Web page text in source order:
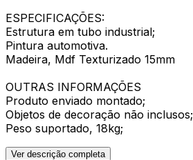
ESPECIFICAÇÕES:
Estrutura em tubo industrial;
Pintura automotiva.
Madeira, Mdf Texturizado 15mm
OUTRAS INFORMAÇÕES
Produto enviado montado;
Objetos de decoração não inclusos;
Peso suportado, 18kg;
Ver descrição completa